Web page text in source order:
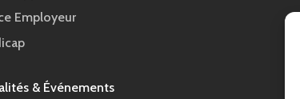
Employeur
& Événements